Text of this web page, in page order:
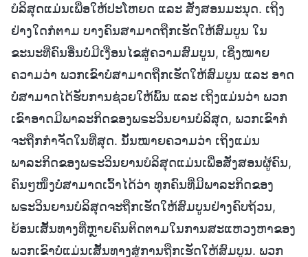
ບໍລິສຸດແມ່ນເພື່ອໃຫ້ປະໂຫຍດ ແລະ ສັ່ງສອນມະນຸດ. ເຖິງ
ຢ່າງໃດກໍຕາມ ບາງຄົນສາມາດຖືກເຮັດໃຫ້ສົມບູນ ໃນ
ຂະນະທີ່ຄົນອື່ນບໍ່ມີເງື່ອນໄຂສູ່ຄວາມສົມບູນ, ເຊິ່ງໝາຍ
ຄວາມວ່າ ພວກເຂົາບໍ່ສາມາດຖືກເຮັດໃຫ້ສົມບູນ ແລະ ອາດ
ບໍ່ສາມາດໄດ້ຮັບການຊ່ວຍໃຫ້ພົ້ນ ແລະ ເຖິງແມ່ນວ່າ ພວກ
ເຂົາອາດມີພາລະກິດຂອງພຣະວິນຍານບໍລິສຸດ, ພວກເຂົາກໍ
ຈະຖືກກຳຈັດໃນທີ່ສຸດ. ນັ້ນໝາຍຄວາມວ່າ ເຖິງແມ່ນ
ພາລະກິດຂອງພຣະວິນຍານບໍລິສຸດແມ່ນເພື່ອສັ່ງສອນຜູ້ຄົນ,
ຄົນໆໜຶ່ງບໍ່ສາມາດເວົ້າໄດ້ວ່າ ທຸກຄົນທີ່ມີພາລະກິດຂອງ
ພຣະວິນຍານບໍລິສຸດຈະຖືກເຮັດໃຫ້ສົມບູນຢ່າງຄົບຖ້ວນ,
ຍ້ອນເສັ້ນທາງທີ່ຫຼາຍຄົນຕິດຕາມໃນການສະແຫວງຫາຂອງ
ພວກເຂົາບໍ່ແມ່ນເສັ້ນທາງສູ່ການຖືກເຮັດໃຫ້ສົມບູນ. ພວກ